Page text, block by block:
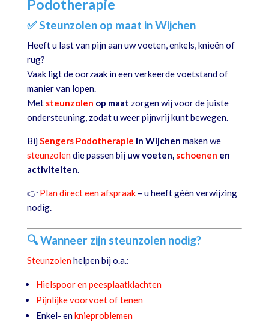
Podotherapie
✅ Steunzolen op maat in Wijchen
Heeft u last van pijn aan uw voeten, enkels, knieën of
rug?
Vaak ligt de oorzaak in een verkeerde voetstand of
manier van lopen.
Met steunzolen op maat zorgen wij voor de juiste
ondersteuning, zodat u weer pijnvrij kunt bewegen.
BijSengers Podotherapie in Wijchen maken we
steunzolendie passen bij uw voeten, schoenen en
activiteiten.
👉Plan direct een afspraak– u heeft géén verwijzing
nodig.
🔍 Wanneer zijn steunzolen nodig?
Steunzolenhelpen bij o.a.:
Hielspoor en peesplaatklachten
Pijnlijke voorvoet of tenen
Enkel- enknieproblemen